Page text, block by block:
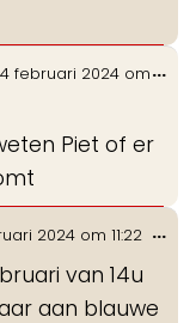
februari 2024 om
Piet of er
...
2024 om 11:22
van 14u
aan blauwe
...